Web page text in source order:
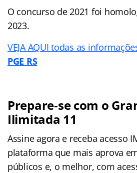
O concurso de 2021 foi
2023.
VEJA AQUI todas as
PGE RS
Prepare-se com o
Ilimitada 11
Assine agora e receba acesso
plataforma que mais aprova
públicos e, o melhor, com